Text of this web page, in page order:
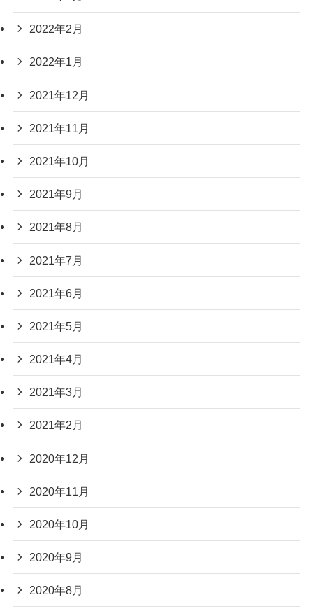
2022年2月
2022年1月
2021年12月
2021年11月
2021年10月
2021年9月
2021年8月
2021年7月
2021年6月
2021年5月
2021年4月
2021年3月
2021年2月
2020年12月
2020年11月
2020年10月
2020年9月
2020年8月